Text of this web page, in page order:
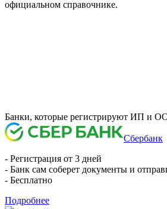
официальном справочнике.
Банки, которые регистрируют ИП и
Сбербанк
- Регистрация от 3 дней
- Банк сам соберет документы и
- Бесплатно
Подробнее